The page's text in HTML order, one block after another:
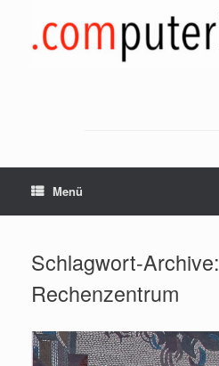
springen
Menü
Schlagwort-Archive:
Rechenzentrum